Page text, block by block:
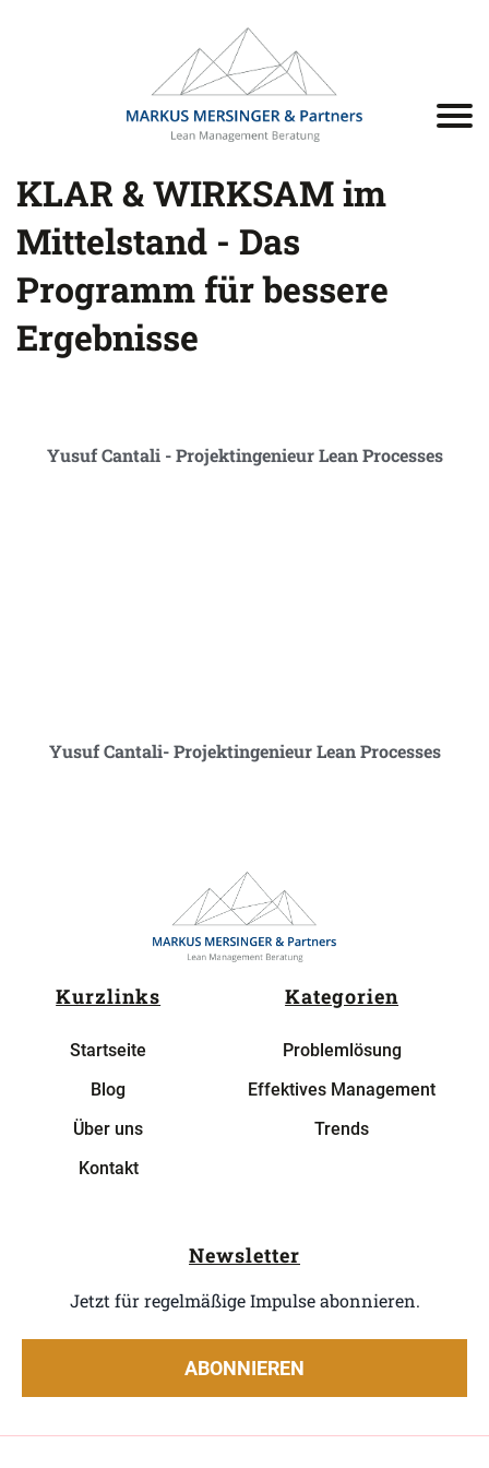
KLAR & WIRKSAM im
Mittelstand - Das
Programm für bessere
Ergebnisse
Yusuf Cantali - Projektingenieur Lean Processes
Yusuf Cantali- Projektingenieur Lean Processes
Kurzlinks
Startseite
Blog
Über uns
Kontakt
Kategorien
Problemlösung
Effektives Management
Trends
Newsletter
Jetzt für regelmäßige Impulse abonnieren.
ABONNIEREN